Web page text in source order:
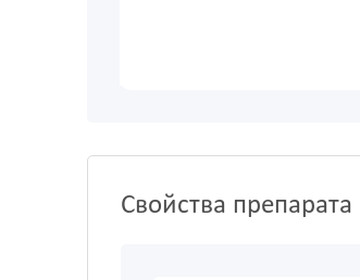
Свойства препарата